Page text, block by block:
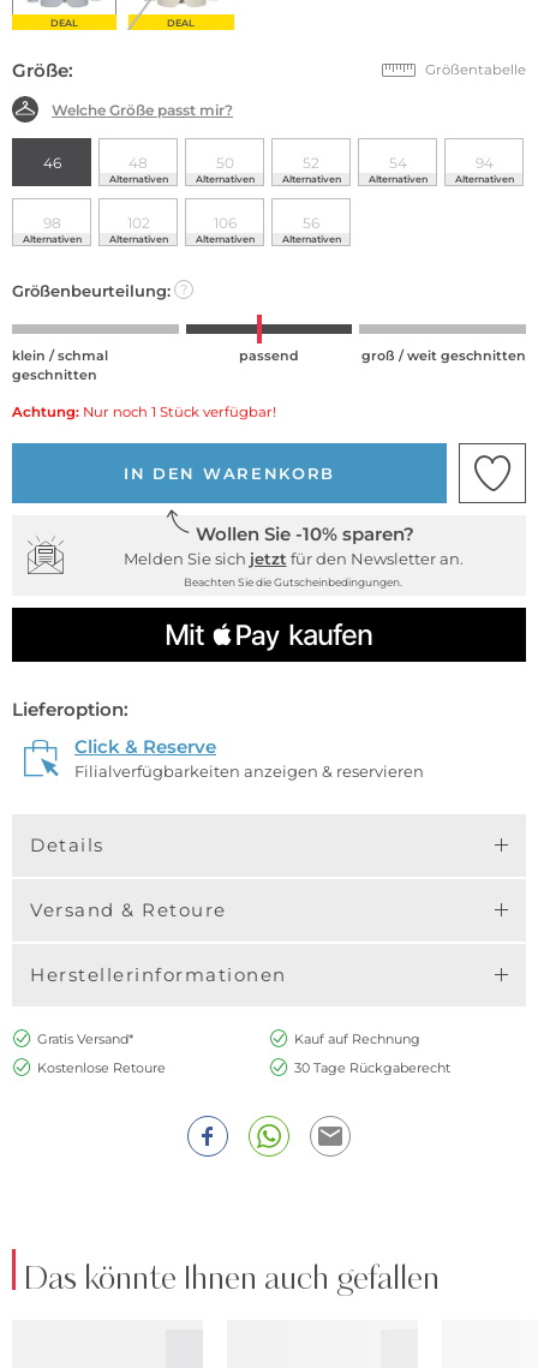
DEAL DEAL
Größe: Größentabelle
Welche Größe passt mir?
46 48
Alternativen
50
Alternativen
52
Alternativen
54
Alternativen
94
Alternativen
98
Alternativen
102
Alternativen
106
Alternativen
56
Alternativen
Größenbeurteilung: ?
klein / schmal
geschnitten
passend groß / weit geschnitten
Achtung: Nur noch 1 Stück verfügbar!
IN DEN WARENKORB
Wollen Sie -10% sparen?
Melden Sie sich jetzt für den Newsletter an.
Beachten Sie die Gutscheinbedingungen.
Lieferoption:
Click & Reserve
Filialverfügbarkeiten anzeigen & reservieren
Details
Versand & Retoure
Herstellerinformationen
Gratis Versand*
Kauf auf Rechnung
Kostenlose Retoure
30 Tage Rückgaberecht
Das könnte Ihnen auch gefallen